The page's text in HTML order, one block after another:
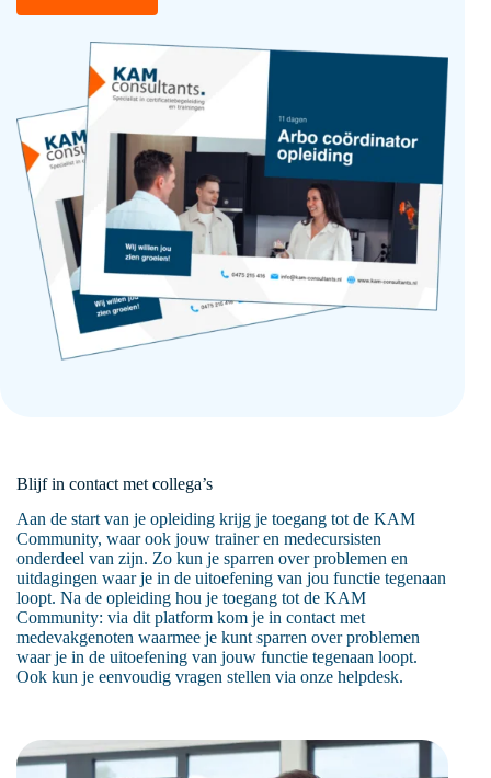
Blijf in contact met collega’s
Aan de start van je opleiding krijg je toegang tot de KAM
Community, waar ook jouw trainer en medecursisten
onderdeel van zijn. Zo kun je sparren over problemen en
uitdagingen waar je in de uitoefening van jou functie tegenaan
loopt. Na de opleiding hou je toegang tot de KAM
Community: via dit platform kom je in contact met
medevakgenoten waarmee je kunt sparren over problemen
waar je in de uitoefening van jouw functie tegenaan loopt.
Ook kun je eenvoudig vragen stellen via onze helpdesk.